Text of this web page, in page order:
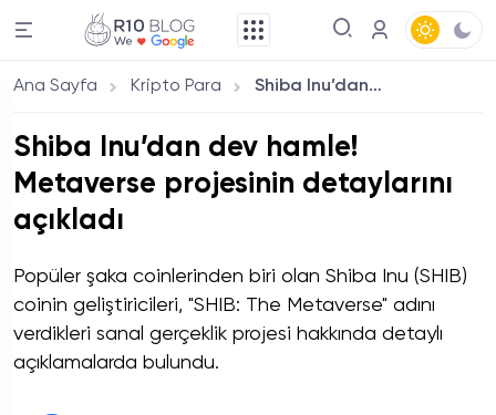
Ana Sayfa Kripto Para Shiba Inu’dan dev hamle! Metaverse projesinin detaylarını açıkladı
Shiba Inu’dan dev hamle!
Metaverse projesinin detaylarını
açıkladı
Popüler şaka coinlerinden biri olan Shiba Inu (SHIB)
coinin geliştiricileri, "SHIB: The Metaverse" adını
verdikleri sanal gerçeklik projesi hakkında detaylı
açıklamalarda bulundu.